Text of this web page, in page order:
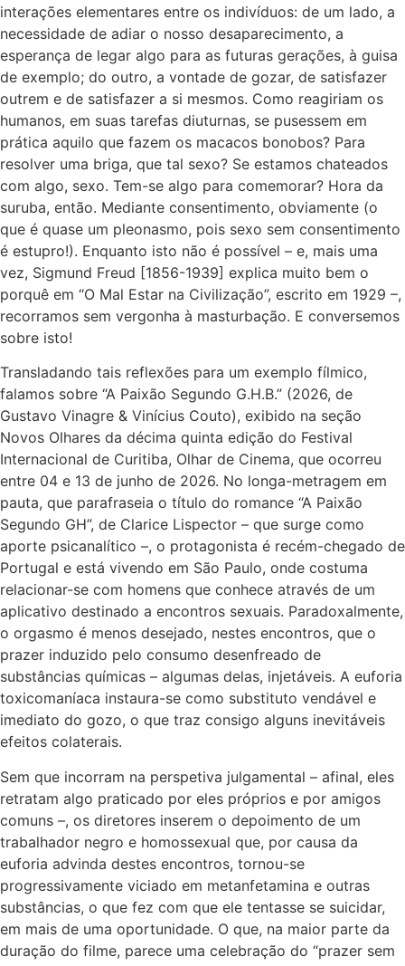
interações elementares entre os indivíduos: de um lado, a
necessidade de adiar o nosso desaparecimento, a
esperança de legar algo para as futuras gerações, à guisa
de exemplo; do outro, a vontade de gozar, de satisfazer
outrem e de satisfazer a si mesmos. Como reagiriam os
humanos, em suas tarefas diuturnas, se pusessem em
prática aquilo que fazem os macacos bonobos? Para
resolver uma briga, que tal sexo? Se estamos chateados
com algo, sexo. Tem-se algo para comemorar? Hora da
suruba, então. Mediante consentimento, obviamente (o
que é quase um pleonasmo, pois sexo sem consentimento
é estupro!). Enquanto isto não é possível – e, mais uma
vez, Sigmund Freud [1856-1939] explica muito bem o
porquê em “O Mal Estar na Civilização”, escrito em 1929 –,
recorramos sem vergonha à masturbação. E conversemos
sobre isto!
Transladando tais reflexões para um exemplo fílmico,
falamos sobre “A Paixão Segundo G.H.B.” (2026, de
Gustavo Vinagre & Vinícius Couto), exibido na seção
Novos Olhares da décima quinta edição do Festival
Internacional de Curitiba, Olhar de Cinema, que ocorreu
entre 04 e 13 de junho de 2026. No longa-metragem em
pauta, que parafraseia o título do romance “A Paixão
Segundo GH”, de Clarice Lispector – que surge como
aporte psicanalítico –, o protagonista é recém-chegado de
Portugal e está vivendo em São Paulo, onde costuma
relacionar-se com homens que conhece através de um
aplicativo destinado a encontros sexuais. Paradoxalmente,
o orgasmo é menos desejado, nestes encontros, que o
prazer induzido pelo consumo desenfreado de
substâncias químicas – algumas delas, injetáveis. A euforia
toxicomaníaca instaura-se como substituto vendável e
imediato do gozo, o que traz consigo alguns inevitáveis
efeitos colaterais.
Sem que incorram na perspetiva julgamental – afinal, eles
retratam algo praticado por eles próprios e por amigos
comuns –, os diretores inserem o depoimento de um
trabalhador negro e homossexual que, por causa da
euforia advinda destes encontros, tornou-se
progressivamente viciado em metanfetamina e outras
substâncias, o que fez com que ele tentasse se suicidar,
em mais de uma oportunidade. O que, na maior parte da
duração do filme, parece uma celebração do “prazer sem